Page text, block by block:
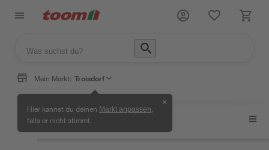
Mein Markt: Troisdorf
Hier kannst du deinen Markt anpassen
falls er nicht stimmt.
✕
Badezimmer Ideen